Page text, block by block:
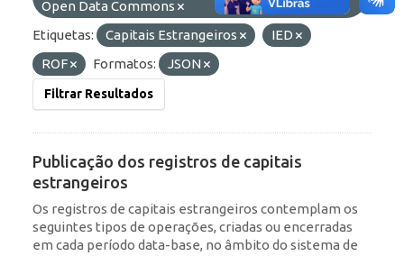
Open Data Commons
Etiquetas:
Capitais Estrangeiros
IED
ROF
Formatos: JSON
Filtrar Resultados
Publicação dos registros de capitais
estrangeiros
Os registros de capitais estrangeiros contemplam os
seguintes tipos de operações, criadas ou encerradas
em cada período data-base, no âmbito do sistema de